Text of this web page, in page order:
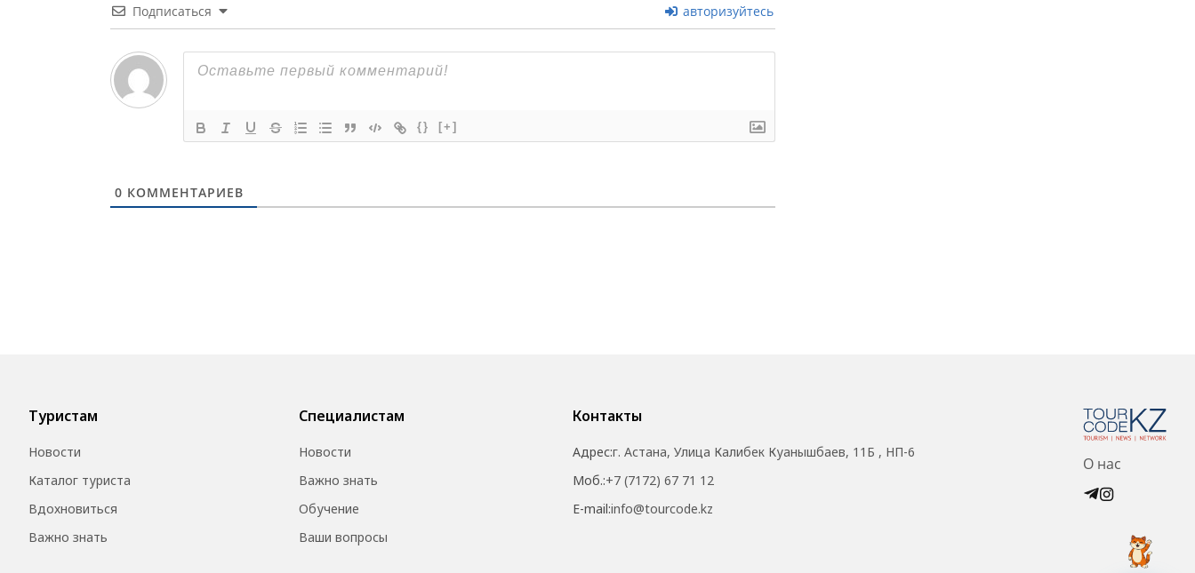
Подписаться авторизуйтесь
{} [+]
0 КОММЕНТАРИЕВ
Туристам
Новости
Каталог туриста
Вдохновиться
Важно знать
Специалистам
Новости
Важно знать
Обучение
Ваши вопросы
Контакты
Адрес:г. Астана, Улица Калибек Куанышбаев, 11Б , НП-6
Моб.:+7 (7172) 67 71 12
E-mail:info@tourcode.kz
О нас